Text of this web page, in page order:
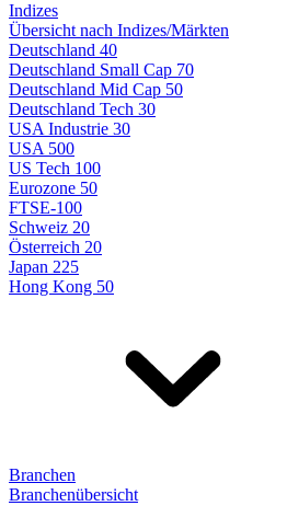
Indizes
Übersicht nach Indizes/Märkten
Deutschland 40
Deutschland Small Cap 70
Deutschland Mid Cap 50
Deutschland Tech 30
USA Industrie 30
USA 500
US Tech 100
Eurozone 50
FTSE-100
Schweiz 20
Österreich 20
Japan 225
Hong Kong 50
Branchen
Branchenübersicht